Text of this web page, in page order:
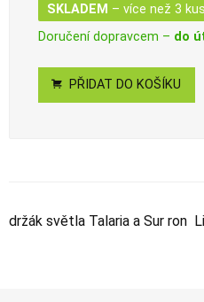
SKLADEM – více než 3
Doručení dopravcem – do
PŘIDAT DO KOŠÍKU
držák světla Talaria a Sur ron